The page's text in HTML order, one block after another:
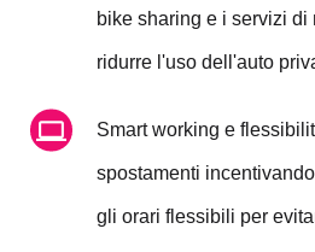
bike sharing e i servizi
ridurre l'uso dell'auto
Smart working e
spostamenti
gli orari flessibili per